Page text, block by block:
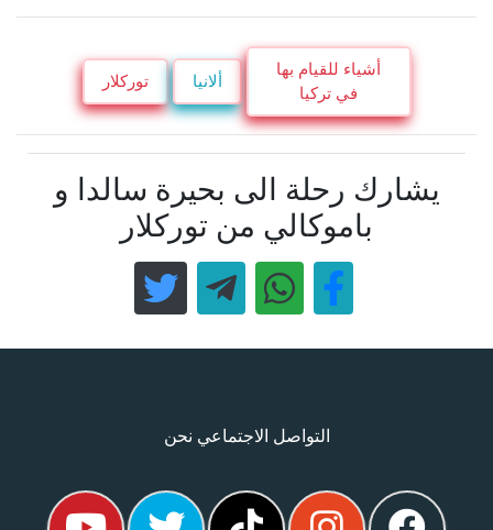
أشياء للقيام بها
في تركيا
ألانيا توركلار
يشارك رحلة الى بحيرة سالدا و
باموكالي من توركلار
التواصل الاجتماعي نحن